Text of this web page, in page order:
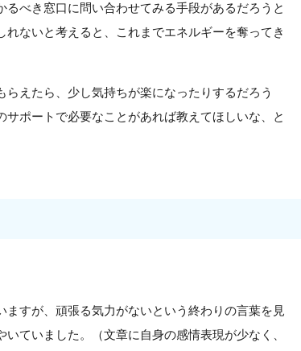
べき窓口に問い合わせてみる手段があるだろうと
ないと考えると、これまでエネルギーを奪ってき
えたら、少し気持ちが楽になったりするだろう
ポートで必要なことがあれば教えてほしいな、と
すが、頑張る気力がないという終わりの言葉を見
ていました。（文章に自身の感情表現が少なく、